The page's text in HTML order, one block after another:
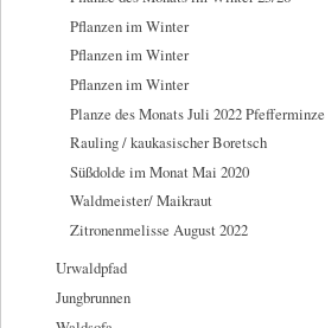
Pflanzen im Winter
Pflanzen im Winter
Pflanzen im Winter
Planze des Monats Juli 2022 Pfefferminze
Rauling / kaukasischer Boretsch
Süßdolde im Monat Mai 2020
Waldmeister/ Maikraut
Zitronenmelisse August 2022
Urwaldpfad
Jungbrunnen